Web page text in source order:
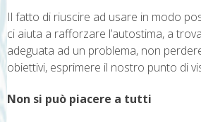
Il fatto di riuscire ad usare in modo
ci aiuta a rafforzare l’autostima, a
adeguata ad un problema, non
obiettivi, esprimere il nostro punto di
Non si può piacere a tutti